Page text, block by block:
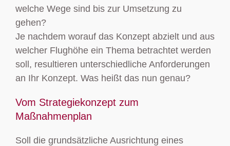
welche Wege sind bis zur Umsetzung zu
gehen?
Je nachdem worauf das Konzept abzielt und aus
welcher Flughöhe ein Thema betrachtet werden
soll, resultieren unterschiedliche Anforderungen
an Ihr Konzept. Was heißt das nun genau?
Vom Strategiekonzept zum
Maßnahmenplan
Soll die grundsätzliche Ausrichtung eines